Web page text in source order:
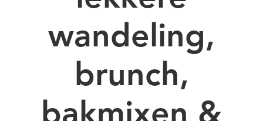
wandeling,
brunch,
bakmixen &